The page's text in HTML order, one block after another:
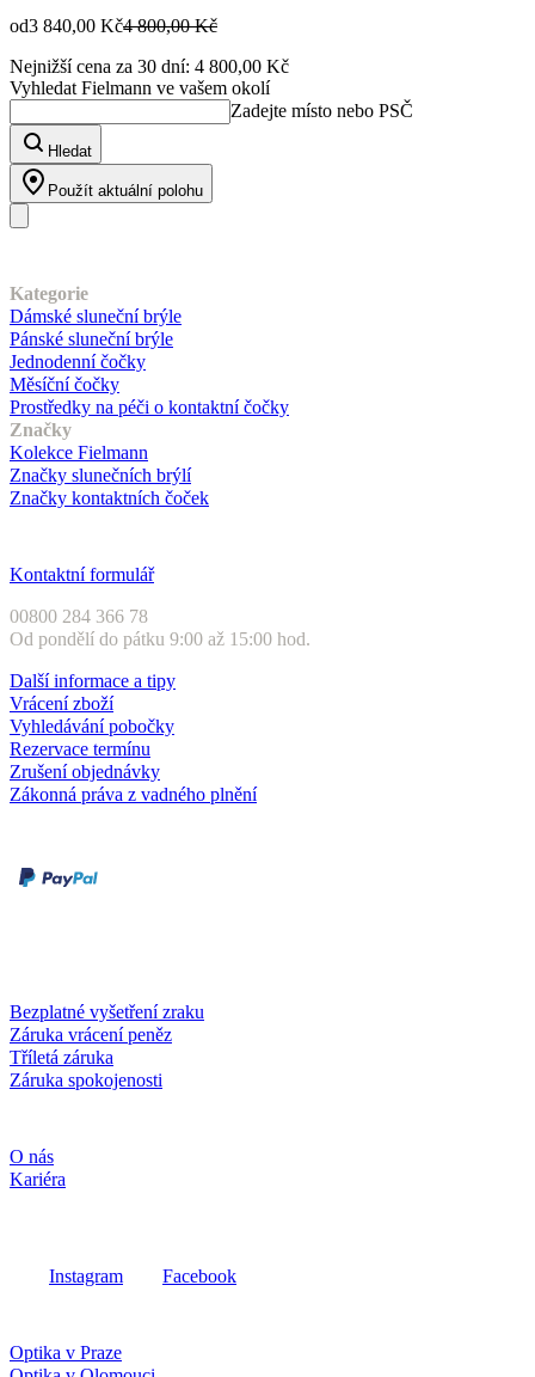
od3 840,00 Kč4 800,00 Kč
Nejnižší cena za 30 dní: 4 800,00 Kč
Vyhledat Fielmann ve vašem okolí
Zadejte místo nebo PSČ
Hledat
Použít aktuální polohu
Kategorie
Dámské sluneční brýle
Pánské sluneční brýle
Jednodenní čočky
Měsíční čočky
Prostředky na péči o kontaktní čočky
Značky
Kolekce Fielmann
Značky slunečních brýlí
Značky kontaktních čoček
Kontaktní formulář
00800 284 366 78
Od pondělí do pátku 9:00 až 15:00 hod.
Další informace a tipy
Vrácení zboží
Vyhledávání pobočky
Rezervace termínu
Zrušení objednávky
Zákonná práva z vadného plnění
Bezplatné vyšetření zraku
Záruka vrácení peněz
Tříletá záruka
Záruka spokojenosti
O nás
Kariéra
Instagram Facebook
Optika v Praze